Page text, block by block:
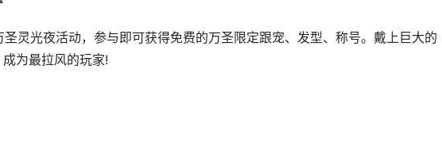
光夜活动，参与即可获得免费的万圣限定跟宠、发型、称号。戴上巨大的
为最拉风的玩家!